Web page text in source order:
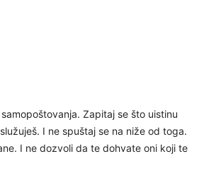
Zapitaj se što uistinu
I ne spuštaj se na niže od toga.
I ne dozvoli da te dohvate oni koji te